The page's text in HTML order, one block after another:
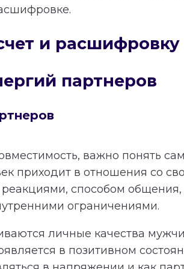
и
партнеров
важно понять
приходит в отношения со
способом общения,
ограничениями.
личные качества
в позитивном